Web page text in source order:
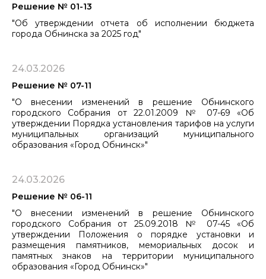
Решение № 01-13
"Об утверждении отчета об исполнении бюджета
города Обнинска за 2025 год"
24.03.2026
Решение № 07-11
"О внесении изменений в решение Обнинского
городского Собрания от 22.01.2009 № 07-69 «Об
утверждении Порядка установления тарифов ​​​​​​​на услуги
муниципальных организаций муниципального
образования «Город Обнинск»"
24.03.2026
Решение № 06-11
"О внесении изменений в решение Обнинского
городского Собрания от 25.09.2018 № 07-45 «Об
утверждении Положения о порядке установки и
размещения памятников, мемориальных досок и
памятных знаков на территории муниципального
образования «Город Обнинск»"